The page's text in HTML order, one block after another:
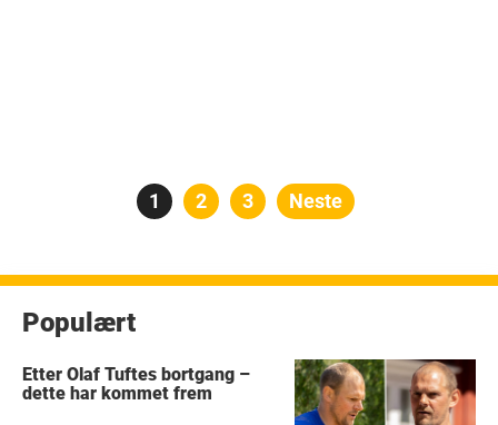
Posts
Side
1 Side
2 Side
3 Neste
Populært
Etter Olaf Tuftes bortgang –
dette har kommet frem